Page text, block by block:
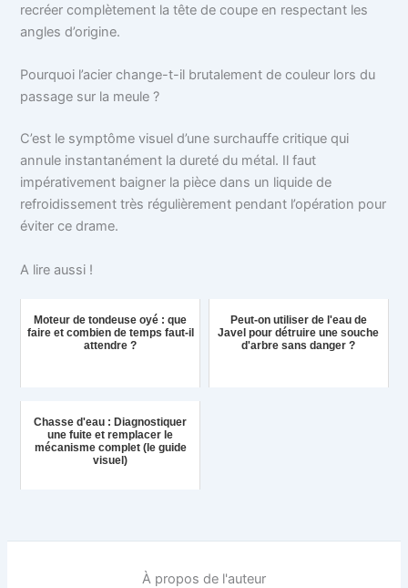
recréer complètement la tête de coupe en respectant les
angles d’origine.
Pourquoi l’acier change-t-il brutalement de couleur lors du
passage sur la meule ?
C’est le symptôme visuel d’une surchauffe critique qui
annule instantanément la dureté du métal. Il faut
impérativement baigner la pièce dans un liquide de
refroidissement très régulièrement pendant l’opération pour
éviter ce drame.
A lire aussi !
Moteur de tondeuse oyé : que
faire et combien de temps faut-il
attendre ?
Peut-on utiliser de l'eau de
Javel pour détruire une souche
d'arbre sans danger ?
Chasse d'eau : Diagnostiquer
une fuite et remplacer le
mécanisme complet (le guide
visuel)
À propos de l'auteur